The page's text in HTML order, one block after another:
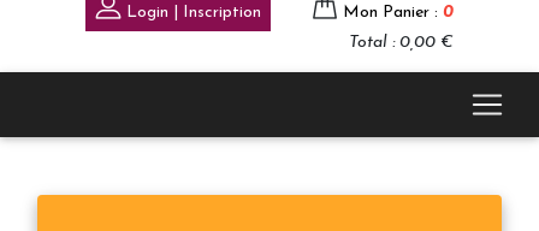
Login | Inscription Mon Panier : 0
Total : 0,00 €